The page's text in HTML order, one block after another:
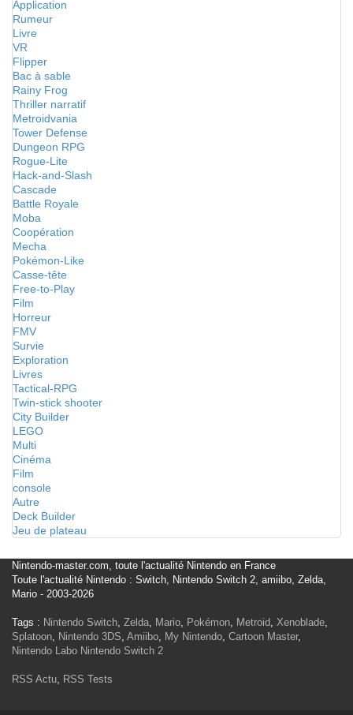
Application
Rumeur
Livre
VR
Flipper
Bac à sable
Rainy Frog
Thriller narratif
Metroidvania
Tower Defense
Dungeon RPG
Rogue-Lite
Hack-and-Slash
Cascade
Battle Royale
Moba
Coopération
Mecha
Pokémon-Like
Casse-tête
Free-to-Play
Film
Horreur
FMV
Survie
Exploration
Livres
Tactical-RPG
Twin-stick shooter
City Builder
LEGO
Multi
Cinéma
Film
console
Autre
Deck Builder
Jeu de plateau
Nintendo-master.com, toute l'actualité Nintendo en France
Toute l'actualité Nintendo : Switch, Nintendo Switch 2, amiibo, Zelda,
Mario - 2003-2026
Tags : Nintendo Switch, Zelda, Mario, Pokémon, Metroid, Xenoblade,
Splatoon, Nintendo 3DS, Amiibo, My Nintendo, Cartoon Master,
Nintendo Labo Nintendo Switch 2
RSS Actu, RSS Tests